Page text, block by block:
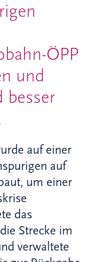
ÖPP
und
besser
auf einer
auf
um einer
das
Strecke im
verwaltete